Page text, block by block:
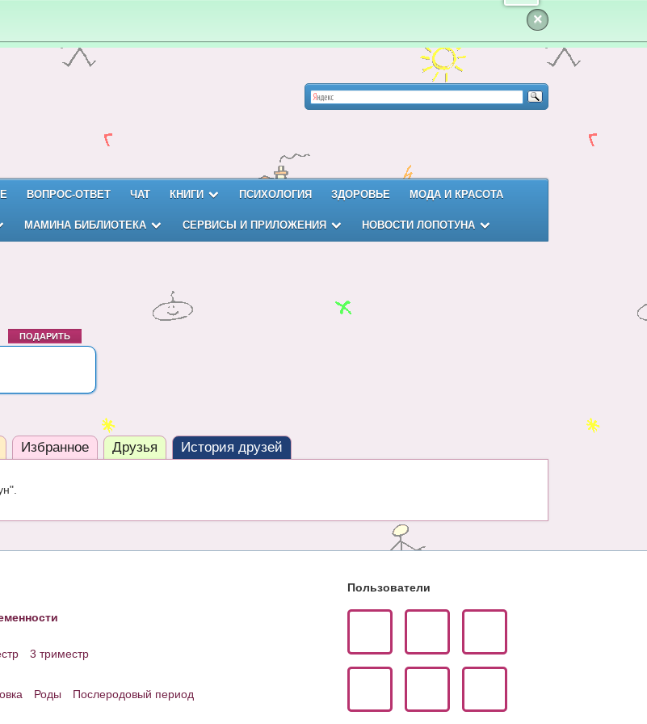
×
ВОПРОС-ОТВЕТ ЧАТ КНИГИ ПСИХОЛОГИЯ ЗДОРОВЬЕ МОДА И КРАСОТА
МАМИНА БИБЛИОТЕКА СЕРВИСЫ И ПРИЛОЖЕНИЯ НОВОСТИ ЛОПОТУНА
ПОДАРИТЬ
Избранное Друзья История друзей
3 триместр
Роды
Послеродовый период
Пользователи